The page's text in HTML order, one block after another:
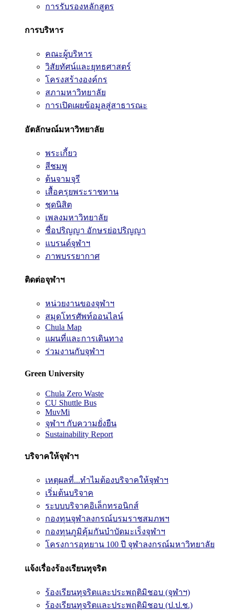
การรับรองหลักสูตร
การบริหาร
คณะผู้บริหาร
วิสัยทัศน์และยุทธศาสตร์
โครงสร้างองค์กร
สภามหาวิทยาลัย
การเปิดเผยข้อมูลสู่สาธารณะ
อัตลักษณ์มหาวิทยาลัย
พระเกี้ยว
สีชมพู
ต้นจามจุรี
เสื้อครุยพระราชทาน
ชุดนิสิต
เพลงมหาวิทยาลัย
ชื่อปริญญา อักษรย่อปริญญา
แบรนด์จุฬาฯ
ภาพบรรยากาศ
ติดต่อจุฬาฯ
หน่วยงานของจุฬาฯ
สมุดโทรศัพท์ออนไลน์
Chula Map
แผนที่และการเดินทาง
ร่วมงานกับจุฬาฯ
Green University
Chula Zero Waste
CU Shuttle Bus
MuvMi
จุฬาฯ กับความยั่งยืน
Sustainability Report
บริจาคให้จุฬาฯ
เหตุผลที่...ทำไมต้องบริจาคให้จุฬาฯ
เริ่มต้นบริจาค
ระบบบริจาคอิเล็กทรอนิกส์
กองทุนจุฬาลงกรณ์บรมราชสมภพฯ
กองทุนภูมิคุ้มกันบำบัดมะเร็งจุฬาฯ
โครงการอุทยาน 100 ปี จุฬาลงกรณ์มหาวิทยาลัย
แจ้งเรื่องร้องเรียนทุจริต
ร้องเรียนทุจริตและประพฤติมิชอบ (จุฬาฯ)
ร้องเรียนทุจริตและประพฤติมิชอบ (ป.ป.ช.)